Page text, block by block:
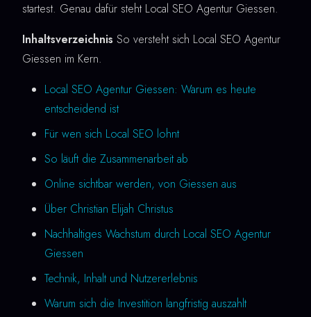
startest. Genau dafür steht Local SEO Agentur Giessen.
Inhaltsverzeichnis So versteht sich Local SEO Agentur
Giessen im Kern.
Local SEO Agentur Giessen: Warum es heute
entscheidend ist
Für wen sich Local SEO lohnt
So läuft die Zusammenarbeit ab
Online sichtbar werden, von Giessen aus
Über Christian Elijah Christus
Nachhaltiges Wachstum durch Local SEO Agentur
Giessen
Technik, Inhalt und Nutzererlebnis
Warum sich die Investition langfristig auszahlt